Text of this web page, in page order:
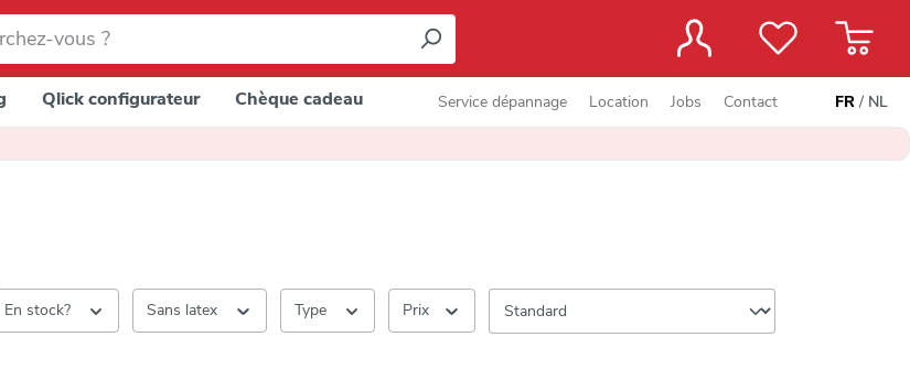
Qlick configurateur Chèque cadeau Service dépannage Location Jobs Contact FR / NL
En stock? Sans latex Type Prix